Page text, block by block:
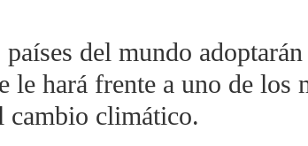
del mundo
le hará frente a uno de los
cambio climático.